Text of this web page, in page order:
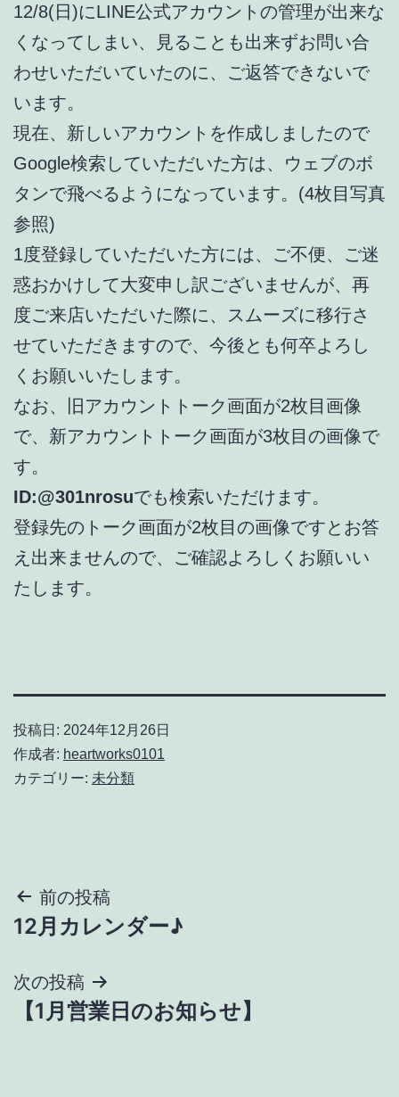
12/8(日)にLINE公式アカウントの管理が出来な
くなってしまい、見ることも出来ずお問い合
わせいただいていたのに、ご返答できないで
います。
現在、新しいアカウントを作成しましたので
Google検索していただいた方は、ウェブのボ
タンで飛べるようになっています。(4枚目写真
参照)
1度登録していただいた方には、ご不便、ご迷
惑おかけして大変申し訳ございませんが、再
度ご来店いただいた際に、スムーズに移行さ
せていただきますので、今後とも何卒よろし
くお願いいたします。
なお、旧アカウントトーク画面が2枚目画像
で、新アカウントトーク画面が3枚目の画像で
す。
ID:@301nrosuでも検索いただけます。
登録先のトーク画面が2枚目の画像ですとお答
え出来ませんので、ご確認よろしくお願いい
たします。
投稿日: 2024年12月26日
作成者: heartworks0101
カテゴリー: 未分類
投
稿
ナ
ビ
前の投稿
12月カレンダー♪
次の投稿
【1月営業日のお知らせ】